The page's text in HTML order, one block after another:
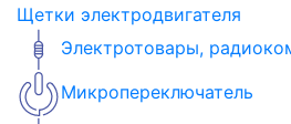
Щетки электродвигателя
Электротовары,
Микропереключатель